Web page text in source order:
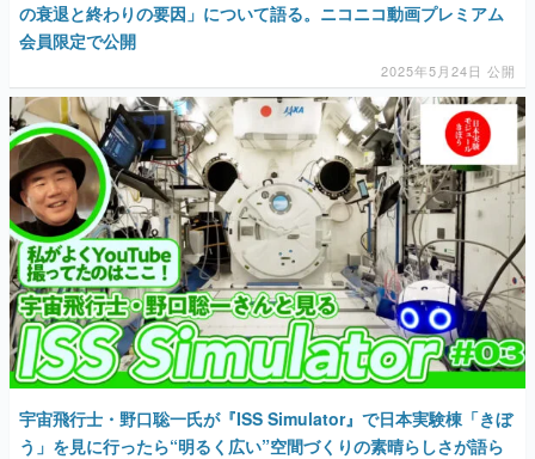
の衰退と終わりの要因」について語る。ニコニコ動画プレミアム
会員限定で公開
2025年5月24日 公開
宇宙飛行士・野口聡一氏が『ISS Simulator』で日本実験棟「きぼ
う」を見に行ったら“明るく広い”空間づくりの素晴らしさが語ら